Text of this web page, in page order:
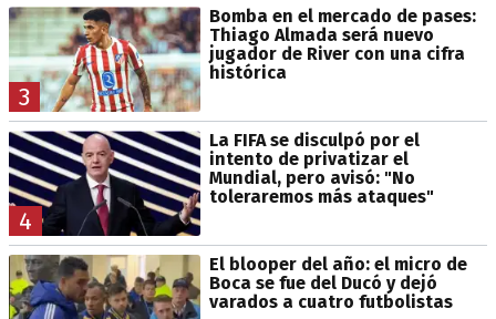
3
Bomba en el mercado de pases:
Thiago Almada será nuevo
jugador de River con una cifra
histórica
4
La FIFA se disculpó por el
intento de privatizar el
Mundial, pero avisó: "No
toleraremos más ataques"
El blooper del año: el micro de
Boca se fue del Ducó y dejó
varados a cuatro futbolistas